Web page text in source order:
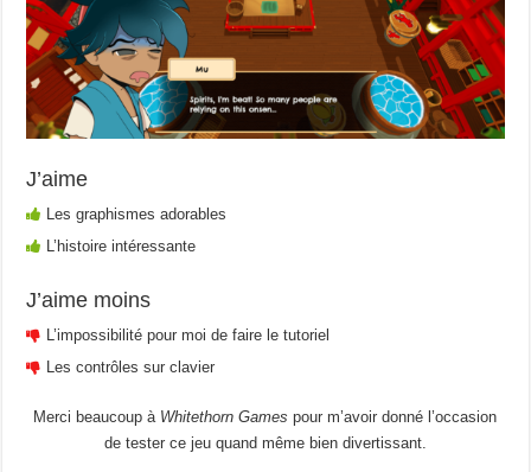
J’aime
Les graphismes adorables
L’histoire intéressante
J’aime moins
L’impossibilité pour moi de faire le tutoriel
Les contrôles sur clavier
Merci beaucoup à Whitethorn Gamespour m’avoir donné l’occasion
de tester ce jeu quand même bien divertissant.